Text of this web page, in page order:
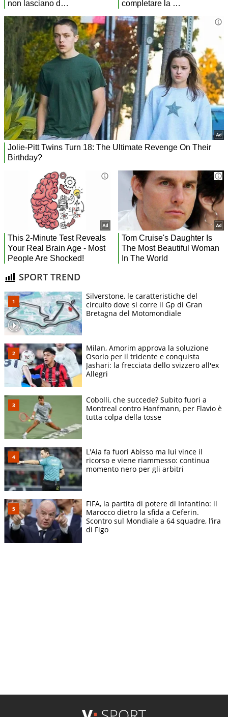
SPORT TREND
Silverstone, le caratteristiche del
circuito dove si corre il Gp di Gran
Bretagna del Motomondiale
Milan, Amorim approva la soluzione
Osorio per il tridente e conquista
Jashari: la frecciata dello svizzero all'ex
Allegri
Cobolli, che succede? Subito fuori a
Montreal contro Hanfmann, per Flavio è
tutta colpa della tosse
L'Aia fa fuori Abisso ma lui vince il
ricorso e viene riammesso: continua
momento nero per gli arbitri
FIFA, la partita di potere di Infantino: il
Marocco dietro la sfida a Ceferin.
Scontro sul Mondiale a 64 squadre, l’ira
di Figo